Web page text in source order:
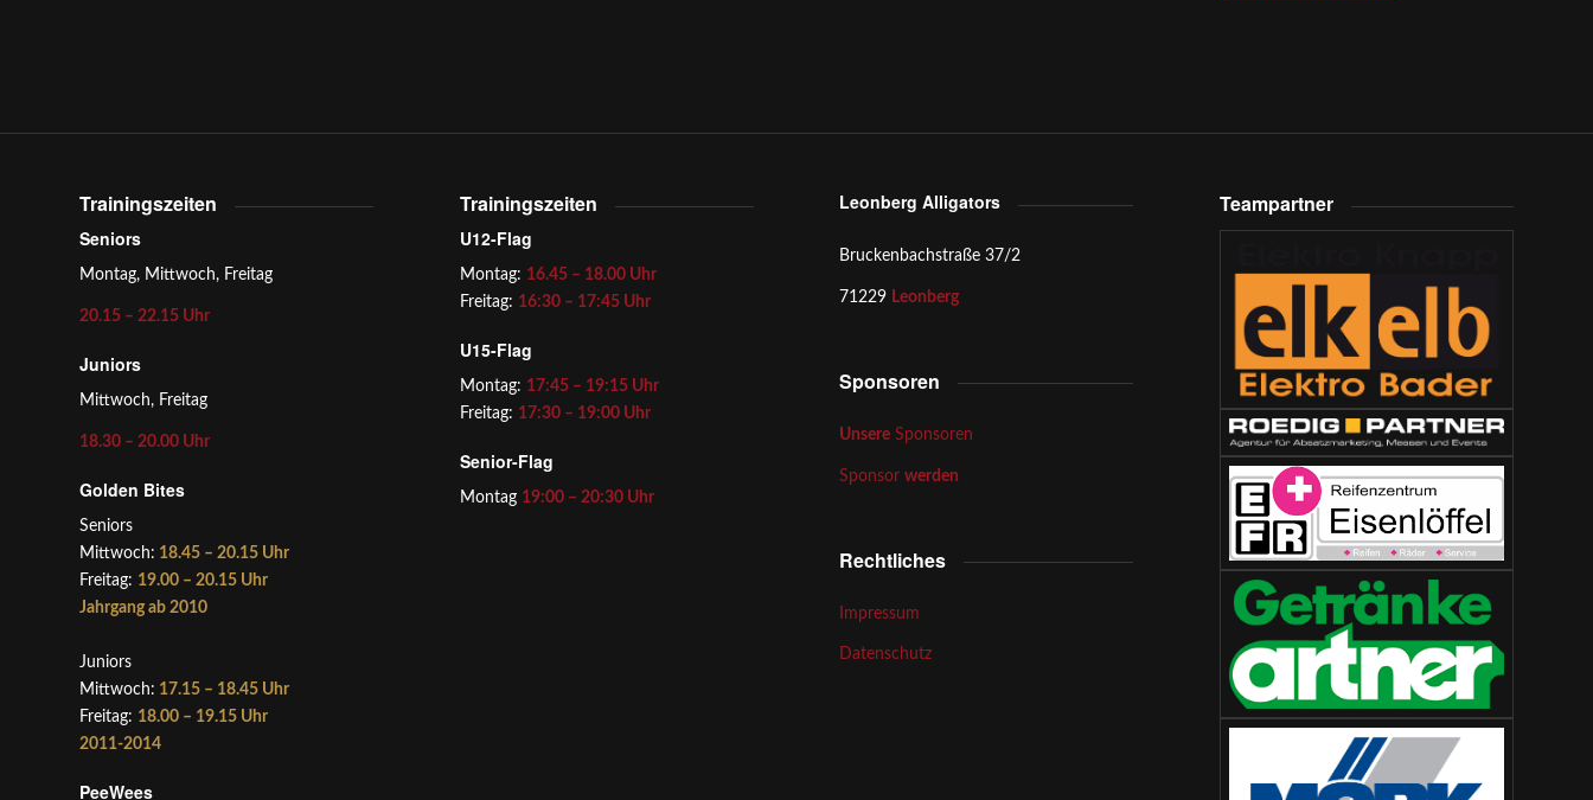
Trainingszeiten
Seniors
Montag, Mittwoch, Freitag
20.15 – 22.15 Uhr
Juniors
Mittwoch, Freitag
18.30 – 20.00 Uhr
Golden Bites
Seniors
Mittwoch: 18.45 – 20.15 Uhr
Freitag: 19.00 – 20.15 Uhr
Jahrgang ab 2010
Juniors
Mittwoch: 17.15 – 18.45 Uhr
Freitag: 18.00 – 19.15 Uhr
2011-2014
PeeWees
Trainingszeiten
U12-Flag
Montag: 16.45 – 18.00 Uhr
Freitag: 16:30 – 17:45 Uhr
U15-Flag
Montag: 17:45 – 19:15 Uhr
Freitag: 17:30 – 19:00 Uhr
Senior-Flag
Montag 19:00 – 20:30 Uhr
Leonberg Alligators
Bruckenbachstraße 37/2
71229 Leonberg
Sponsoren
Unsere Sponsoren
Sponsorwerden
Rechtliches
Impressum
Datenschutz
Teampartner